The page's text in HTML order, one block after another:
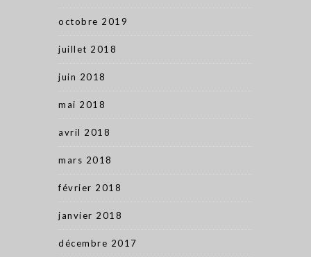
octobre 2019
juillet 2018
juin 2018
mai 2018
avril 2018
mars 2018
février 2018
janvier 2018
décembre 2017